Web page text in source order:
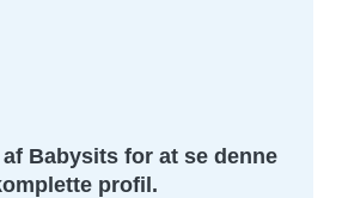
Babysits for at se denne
profil.